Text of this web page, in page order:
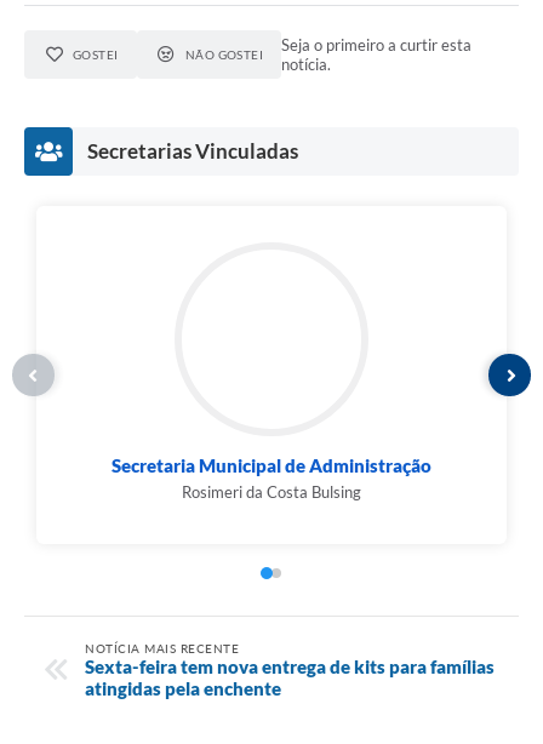
GOSTEI NÃO GOSTEI
Seja o primeiro a curtir esta
notícia.
Secretarias Vinculadas
Secretaria Municipal de Administração
Rosimeri da Costa Bulsing
NOTÍCIA MAIS RECENTE
Sexta-feira tem nova entrega de kits para famílias
atingidas pela enchente